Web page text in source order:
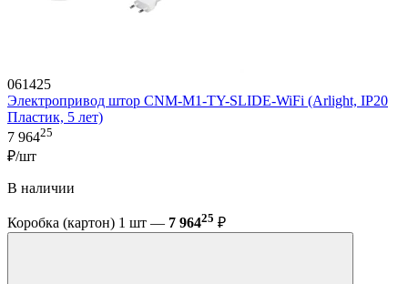
061425
Электропривод штор CNM-M1-TY-SLIDE-WiFi (Arlight, IP20
Пластик, 5 лет)
7 96425
₽/шт
В наличии
Коробка (картон) 1 шт — 7 96425 ₽